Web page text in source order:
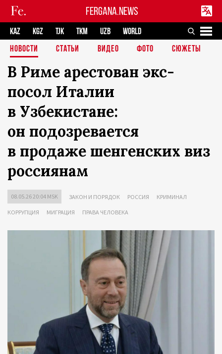
FERGANA.NEWS
KAZ KGZ TJK TKM UZB
WORLD
НОВОСТИ
СТАТЬИ ВИДЕО ФОТО СЮЖЕТЫ
В Риме арестован экс-
посол Италии
в Узбекистане:
он подозревается
в продаже шенгенских виз
россиянам
08.05.26 20:04 MSK ЗАКОН И ПОРЯДОК РОССИЯ КРИМИНАЛ
КОРРУПЦИЯ МИГРАЦИЯ ПРАВА ЧЕЛОВЕКА